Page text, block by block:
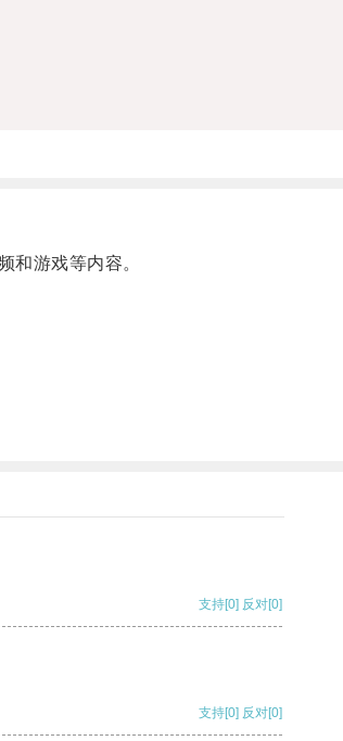
游戏等内容。
支持[0] 反对[0]
支持[0] 反对[0]